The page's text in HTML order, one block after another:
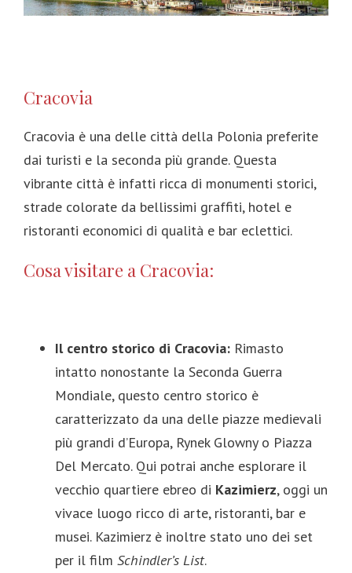
Cracovia
Cracovia è una delle città della Polonia preferite
dai turisti e la seconda più grande. Questa
vibrante città è infatti ricca di monumenti storici,
strade colorate da bellissimi graffiti, hotel e
ristoranti economici di qualità e bar eclettici.
Cosa visitare a Cracovia:
Il centro storico di Cracovia: Rimasto
intatto nonostante la Seconda Guerra
Mondiale, questo centro storico è
caratterizzato da una delle piazze medievali
più grandi d’Europa, Rynek Glowny o Piazza
Del Mercato. Qui potrai anche esplorare il
vecchio quartiere ebreo di Kazimierz, oggi un
vivace luogo ricco di arte, ristoranti, bar e
musei. Kazimierz è inoltre stato uno dei set
per il film Schindler’s List.